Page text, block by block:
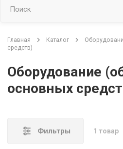
Поиск
Главная Каталог
средств)
Оборудование
основных
Фильтры 1 товар